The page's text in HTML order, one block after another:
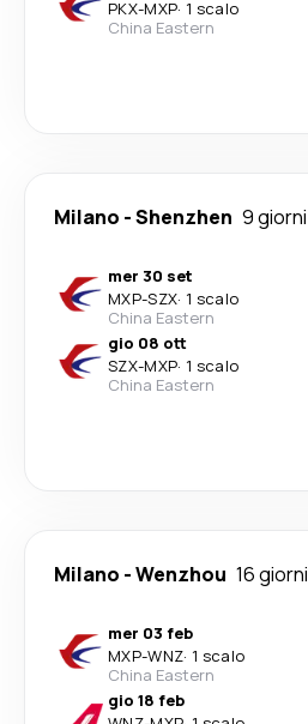
PKX-MXP· 1 scalo
China Eastern
Milano -Shenzhen 9 giorni
mer 30 set
MXP-SZX· 1 scalo
China Eastern
gio 08 ott
SZX-MXP· 1 scalo
China Eastern
Milano -Wenzhou 16 giorni
mer 03 feb
MXP-WNZ· 1 scalo
China Eastern
gio 18 feb